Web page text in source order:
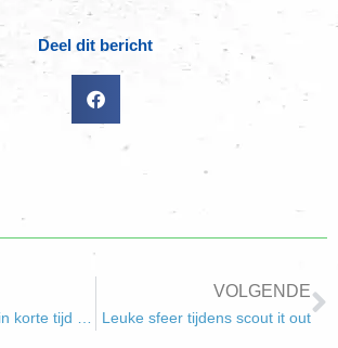
Deel dit bericht
korte tijd …
VOLGENDE
Leuke sfeer tijdens scout it out